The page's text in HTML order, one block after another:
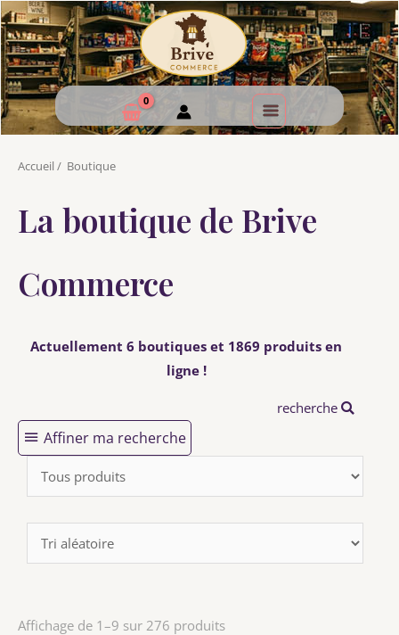
Accueil / Boutique
La boutique de Brive
Commerce
Actuellement 6 boutiques et 1869 produits en
ligne !
recherche
Affiner ma recherche
Affichage de 1–9 sur 276 produits